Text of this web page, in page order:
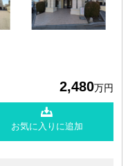
2,480万円
お気に入りに追加